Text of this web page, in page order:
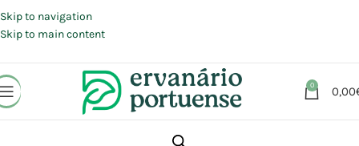
Skip to navigation
Skip to main content
0 0,00